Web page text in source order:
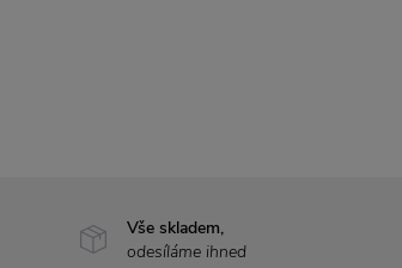
Vše skladem,
odesíláme ihned